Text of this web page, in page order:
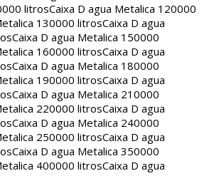
litrosCaixa D agua Metalica 120000
130000 litrosCaixa D agua
Caixa D agua Metalica 150000
160000 litrosCaixa D agua
Caixa D agua Metalica 180000
190000 litrosCaixa D agua
Caixa D agua Metalica 210000
220000 litrosCaixa D agua
Caixa D agua Metalica 240000
250000 litrosCaixa D agua
Caixa D agua Metalica 350000
400000 litrosCaixa D agua